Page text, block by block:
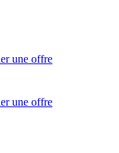
une offre
une offre